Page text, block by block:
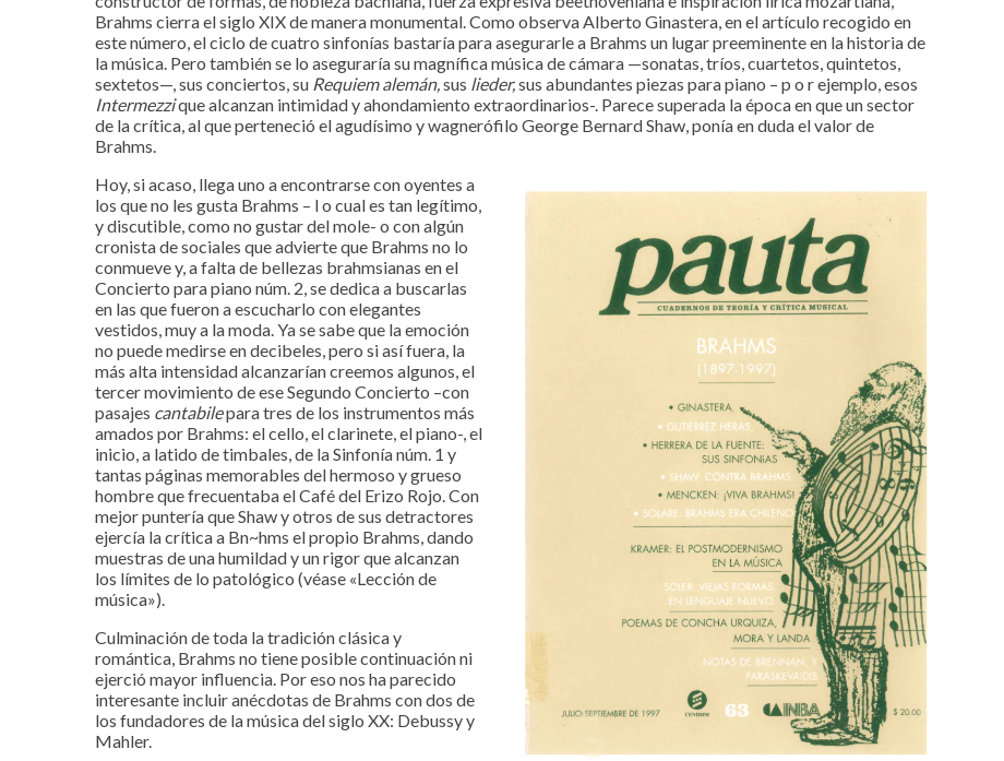
Brahms cierra el siglo XIX de manera monumental. Como observa Alberto Ginastera, en el artículo recogido en
este número, el ciclo de cuatro sinfonías bastaría para asegurarle a Brahms un lugar preeminente en la historia de
la música. Pero también se lo aseguraría su magnífica música de cámara —sonatas, tríos, cuartetos, quintetos,
sextetos—, sus conciertos, su Requiem alemán,sus lieder,sus abundantes piezas para piano – p o r ejemplo, esos
Intermezzique alcanzan intimidad y ahondamiento extraordinarios-. Parece superada la época en que un sector
de la crítica, al que perteneció el agudísimo y wagnerófilo George Bernard Shaw, ponía en duda el valor de
Brahms.
Hoy, si acaso, llega uno a encontrarse con oyentes a
los que no les gusta Brahms – l o cual es tan legítimo,
y discutible, como no gustar del mole- o con algún
cronista de sociales que advierte que Brahms no lo
conmueve y, a falta de bellezas brahmsianas en el
Concierto para piano núm. 2, se dedica a buscarlas
en las que fueron a escucharlo con elegantes
vestidos, muy a la moda. Ya se sabe que la emoción
no puede medirse en decibeles, pero si así fuera, la
más alta intensidad alcanzarían creemos algunos, el
tercer movimiento de ese Segundo Concierto –con
pasajes cantabilepara tres de los instrumentos más
amados por Brahms: el cello, el clarinete, el piano-, el
inicio, a latido de timbales, de la Sinfonía núm. 1 y
tantas páginas memorables del hermoso y grueso
hombre que frecuentaba el Café del Erizo Rojo. Con
mejor puntería que Shaw y otros de sus detractores
ejercía la crítica a Bn~hms el propio Brahms, dando
muestras de una humildad y un rigor que alcanzan
los límites de lo patológico (véase «Lección de
música»).
Culminación de toda la tradición clásica y
romántica, Brahms no tiene posible continuación ni
ejerció mayor influencia. Por eso nos ha parecido
interesante incluir anécdotas de Brahms con dos de
los fundadores de la música del siglo XX: Debussy y
Mahler.